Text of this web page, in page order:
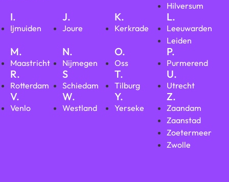
Hilversum
I.
Ijmuiden
J.
Joure
K.
Kerkrade
L.
Leeuwarden
Leiden
M.
Maastricht
N.
Nijmegen
O.
Oss
P.
Purmerend
R.
Rotterdam
S
Schiedam
T.
Tilburg
U.
Utrecht
V.
Venlo
W.
Westland
Y.
Yerseke
Z.
Zaandam
Zaanstad
Zoetermeer
Zwolle